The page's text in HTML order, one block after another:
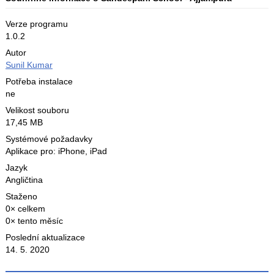
Verze programu
1.0.2
Autor
Sunil Kumar
Potřeba instalace
ne
Velikost souboru
17,45 MB
Systémové požadavky
Aplikace pro: iPhone, iPad
Jazyk
Angličtina
Staženo
0× celkem
0× tento měsíc
Poslední aktualizace
14. 5. 2020